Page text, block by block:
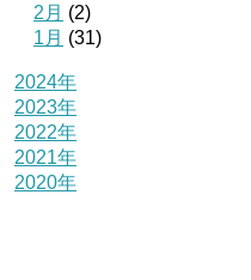
2月 (2)
1月 (31)
2024年
2023年
2022年
2021年
2020年